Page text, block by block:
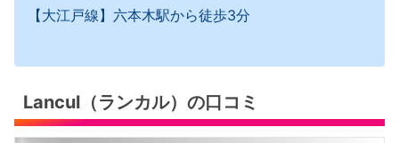
【大江戸線】六本木駅から徒歩3分
Lancul（ランカル）の口コミ